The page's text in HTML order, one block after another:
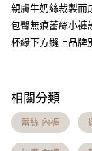
台新國際商業銀行
台灣樂天信用卡
元大商業銀行
玉山商業銀行
台灣樂天信用卡
悠遊付
2.付款方式選擇「大
流程，驗證手機門號
成交易。
3.實際核准額度、
4.訂單成立30分鐘
相關說明
AFTEE先享後付是
便利好安心！
１．簡單：不需註
Hami Point
親膚牛奶絲裁製而
包臀無痕蕾絲小褲
杯緣下方縫上品牌
相關分類
蕾絲 內褲